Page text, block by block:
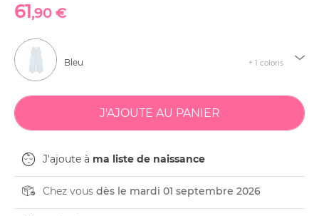
61,90 €
Bleu + 1 coloris
J'ajoute à ma liste de naissance
Chez vous dès le mardi 01 septembre 2026